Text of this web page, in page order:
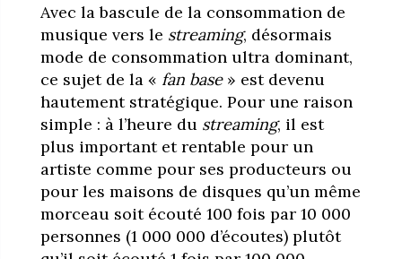
Avec la bascule de la consommation de
musique vers le streaming, désormais
mode de consommation ultra dominant,
ce sujet de la « fan base» est devenu
hautement stratégique. Pour une raison
simple : à l’heure du streaming, il est
plus important et rentable pour un
artiste comme pour ses producteurs ou
pour les maisons de disques qu’un même
morceau soit écouté 100 fois par 10 000
personnes (1 000 000 d’écoutes) plutôt